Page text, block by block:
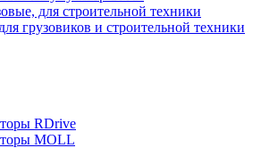
для строительной техники
грузовиков и строительной техники
RDrive
MOLL